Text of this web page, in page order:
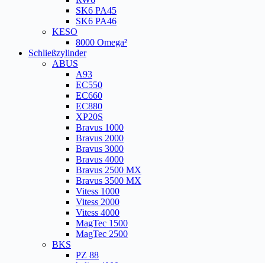
SK6 PA45
SK6 PA46
KESO
8000 Omega²
Schließzylinder
ABUS
A93
EC550
EC660
EC880
XP20S
Bravus 1000
Bravus 2000
Bravus 3000
Bravus 4000
Bravus 2500 MX
Bravus 3500 MX
Vitess 1000
Vitess 2000
Vitess 4000
MagTec 1500
MagTec 2500
BKS
PZ 88